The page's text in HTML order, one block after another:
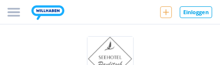
Einloggen